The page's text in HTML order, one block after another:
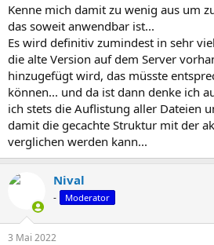
:
Kenne mich damit zu wenig aus um
das soweit anwendbar ist...
Es wird definitiv zumindest in sehr
die alte Version auf dem Server
hinzugefügt wird, das müsste
können... und da ist dann denke ich
ich stets die Auflistung aller Dateien
damit die gecachte Struktur mit der
verglichen werden kann...
Nival
- Moderator
3 Mai 2022